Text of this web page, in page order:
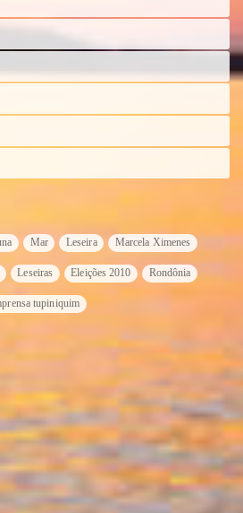
Mar Leseira Marcela Ximenes
Leseiras Eleições 2010 Rondônia
tupiniquim